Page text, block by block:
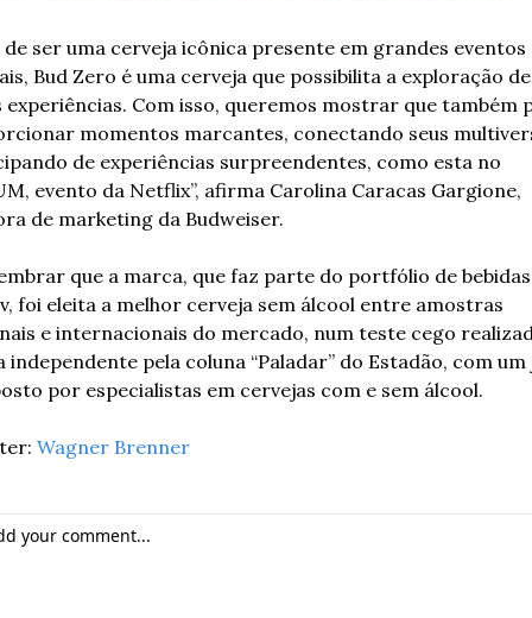
de ser uma cerveja icônica presente em grandes eventos
Bud Zero é uma cerveja que possibilita a exploração de
experiências. Com isso, queremos mostrar que também
momentos marcantes, conectando seus
de experiências surpreendentes, como esta no
evento da Netflix”, afirma Carolina Caracas Gargione,
de marketing da Budweiser.
que a marca, que faz parte do portfólio de
foi eleita a melhor cerveja sem álcool entre amostras
e internacionais do mercado, num teste cego
independente pela coluna “Paladar” do Estadão, com um
por especialistas em cervejas com e sem álcool.
Wagner Brenner